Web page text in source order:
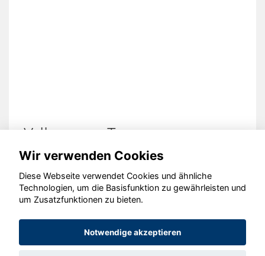
Volkswagen Touareg
© konjunkturmotor.de GmbH 2020 - 2026
Wir verwenden Cookies
Diese Webseite verwendet Cookies und ähnliche
Technologien, um die Basisfunktion zu gewährleisten und
um Zusatzfunktionen zu bieten.
Notwendige akzeptieren